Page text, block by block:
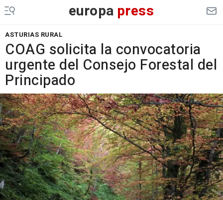
europa press
ASTURIAS RURAL
COAG solicita la convocatoria
urgente del Consejo Forestal del
Principado